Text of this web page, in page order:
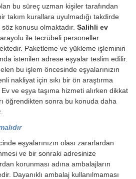
bu süreç uzman kişiler tarafından
takım kurallara uyulmadığı takdirde
konusu olmaktadır. Salihli ev
ile tecrübeli personeller
Paketleme ve yükleme işleminin
istenilen adrese eşyalar teslim edilir.
bu işlem öncesinde eşyalarınızın
nakliyat için sıkı bir ön araştırma
ve eşya taşıma hizmeti alırken dikkat
öğrendikten sonra bu konuda daha
eşyalarınızın olası zararlardan
ve bir sonraki adresinize
korunması adına ambalajların
Dayanıklı ambalaj kullanılmaması